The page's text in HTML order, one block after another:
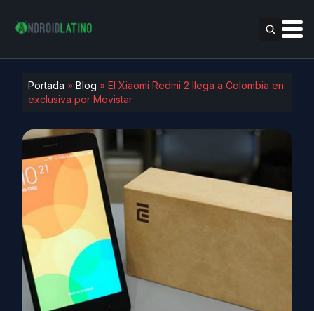
Portada » Blog » El Xiaomi Redmi 2 llega a Colombia en
exclusiva por Movistar